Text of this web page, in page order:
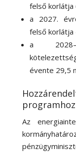
felső korlátja
a 2027.
felső korlátja
a
évente 29,5
programhoz
Az